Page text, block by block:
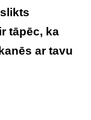
tāpēc, ka
ar tavu